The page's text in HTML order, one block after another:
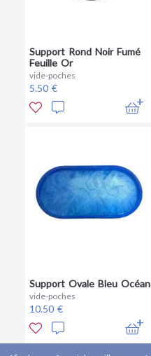
Support Rond Noir Fumé
Feuille Or
vide-poches
5.50 €
Support Ovale Bleu Océan
vide-poches
10.50 €